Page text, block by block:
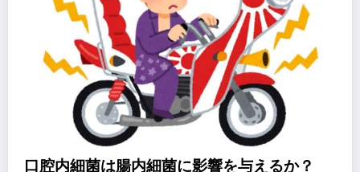
口腔内細菌は腸内細菌に影響を与えるか？